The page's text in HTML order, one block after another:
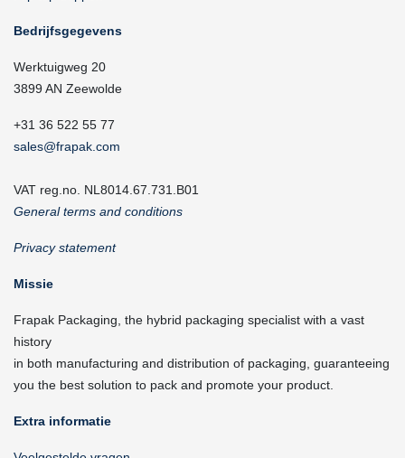
Bedrijfsgegevens
Werktuigweg 20
3899 AN Zeewolde
+31 36 522 55 77
sales@frapak.com
VAT reg.no. NL8014.67.731.B01
General terms and conditions
Privacy statement
Missie
Frapak Packaging, the hybrid packaging specialist with a vast
history
in both manufacturing and distribution of packaging, guaranteeing
you the best solution to pack and promote your product.
Extra informatie